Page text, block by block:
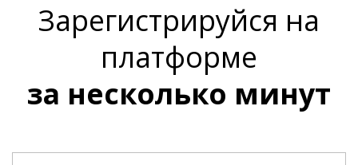
Зарегистрируйся на
платформе
за несколько минут